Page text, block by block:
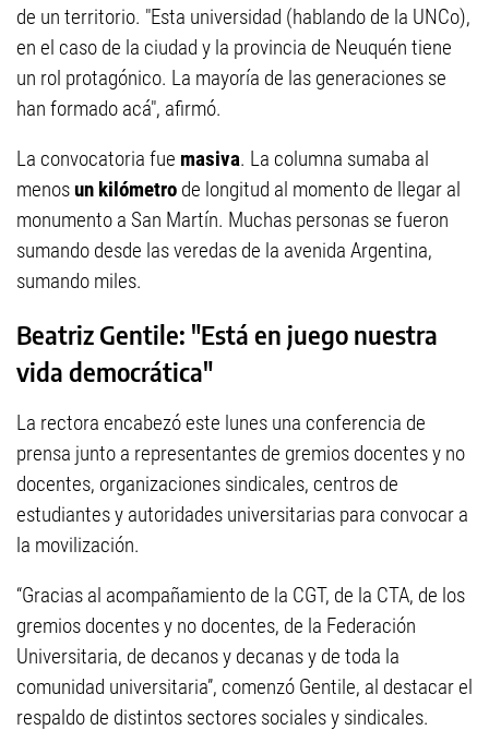
de un territorio. "Esta universidad (hablando de la UNCo),
en el caso de la ciudad y la provincia de Neuquén tiene
un rol protagónico. La mayoría de las generaciones se
han formado acá", afirmó.
La convocatoria fue masiva. La columna sumaba al
menosun kilómetro de longitud al momento de llegar al
monumento a San Martín. Muchas personas se fueron
sumando desde las veredas de la avenida Argentina,
sumando miles.
Beatriz Gentile: "Está en juego nuestra
vida democrática"
La rectora encabezó este lunes una conferencia de
prensa junto a representantes de gremios docentes y no
docentes, organizaciones sindicales, centros de
estudiantes y autoridades universitarias para convocar a
la movilización.
“Gracias al acompañamiento de la CGT, de la CTA, de los
gremios docentes y no docentes, de la Federación
Universitaria, de decanos y decanas y de toda la
comunidad universitaria”, comenzó Gentile, al destacar el
respaldo de distintos sectores sociales y sindicales.